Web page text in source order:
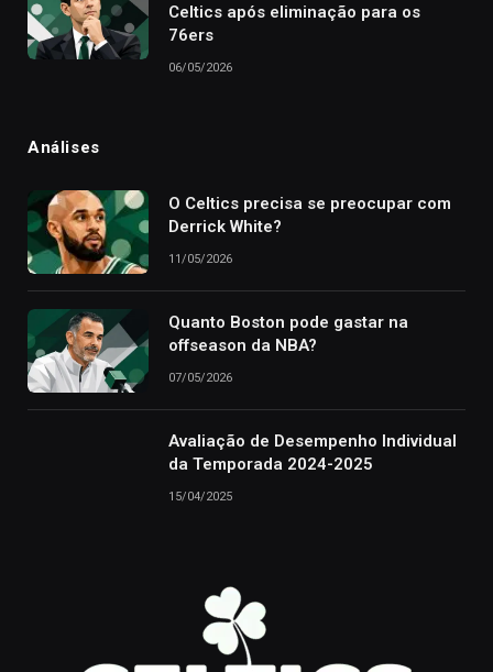
Celtics após eliminação para os
76ers
06/05/2026
Análises
O Celtics precisa se preocupar com
Derrick White?
11/05/2026
Quanto Boston pode gastar na
offseason da NBA?
07/05/2026
Avaliação de Desempenho Individual
da Temporada 2024-2025
15/04/2025